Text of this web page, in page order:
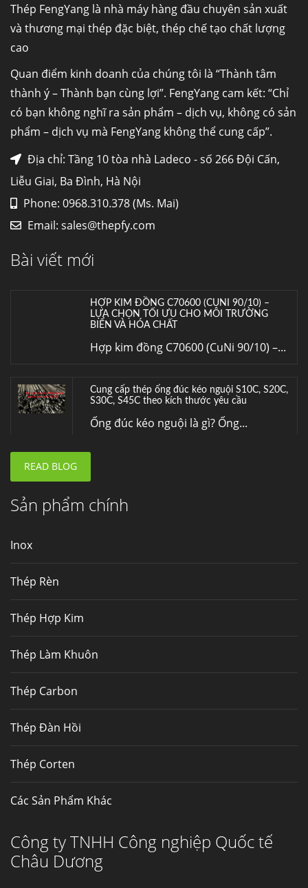
Thép FengYang là nhà máy hàng đầu chuyên sản xuất
và thương mại thép đặc biệt, thép chế tạo chất lượng
cao
Quan điểm kinh doanh của chúng tôi là “Thành tâm
thành ý – Thành bạn cùng lợi”. FengYang cam kết: “Chỉ
có bạn không nghĩ ra sản phẩm – dịch vụ, không có sản
phẩm – dịch vụ mà FengYang không thể cung cấp”.
Địa chỉ: Tầng 10 tòa nhà Ladeco - số 266 Đội Cấn,
Liễu Giai, Ba Đình, Hà Nội
Phone: 0968.310.378 (Ms. Mai)
Email: sales@thepfy.com
Bài viết mới
Ống đúc kéo nguội là gì? Ống...
Fengyang là một trong những nhà
máy...
Hợp kim N06625 là gì? Giá hợp kim 625 mới
nhiệt,...
Mua inox ở đâu chất lượng giá tốt? Gọi ngay
Inox (thép không gỉ) là một trong...
HỢP KIM ĐỒNG C70600 (CUNI 90/10) –
LỰA CHỌN TỐI ƯU CHO MÔI TRƯỜNG
BIỂN VÀ HÓA CHẤT
Hợp kim đồng C70600 (CuNi 90/10) –...
Cung cấp thép ống đúc kéo nguội S10C, S20C,
S30C, S45C theo kích thước yêu cầu
Ống đúc kéo nguội là gì? Ống...
Fengyang là một trong những nhà
Thép Fengyang
READ BLOG
Sản phẩm chính
Inox
Thép Rèn
Thép Hợp Kim
Thép Làm Khuôn
Thép Carbon
Thép Đàn Hồi
Thép Corten
Các Sản Phẩm Khác
Công ty TNHH Công nghiệp Quốc tế
Châu Dương